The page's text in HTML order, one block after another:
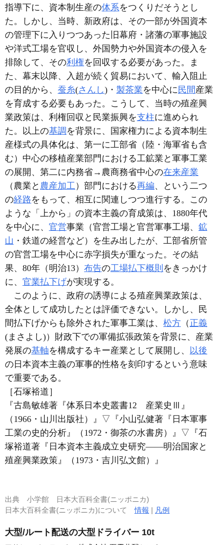
指導下に、資本制生産の体系をつくりだそうとし
た。しかし、当時、新政府は、その一部が外国資本
の管理下に入りつつあった旧幕府・諸藩の軍事施設
や洋式工場を官収し、外国勢力や外国資本の侵入を
排除して、その利権を回収する必要があった。ま
た、幕末以降、入超が続く貿易において、輸入阻止
の目的から、 蚕糸(さんし)・ 製茶業を中心に民間産業
を育成する必要もあった。こうして、当時の殖産興
業政策は、利権回収と民業振興を支柱に進められ
た。以上の基調 を背景に、国家権力による資本制生
産様式の具体化は、第一に工部省（陸・海軍省も含
む）中心の移植産業部門における工鉱業と軍事工業
の展開、第二に内務省→農商務省中心の在来産業
（農業と 農産加工 ）部門における再編、という二つ
の経路をもって、相互に関連しつつ進行する。この
ような「上から」の資本主義の育成策は、1880年代
を中心に、 官営事業（官営工場と官営軍事工場、 鉱
山 ・鉄道の経営など）を生み出したが、工部省所管
の官営工場を中心に赤字損失が重なった。その結
果、80年（明治13） 布告の工場払下概則 をきっかけ
に、 官業払下げが実現する。
このように、政府の誘導による殖産興業政策は、
全体として成功したとは評価できない。しかし、民
間払下げからも除外された軍事工業は、 松方 （ 正義
(まさよし)）財政下での軍備拡張政策を背景に、産業
発展の基軸を構成するキー産業として展開し、
以後
の日本資本主義の軍事的性格を刻印するという意味
で重要である。
［石塚裕道］
『古島敏雄著『体系日本史叢書12 産業史Ⅲ』
（1966・山川出版社）』 ▽ 『小山弘健著『日本軍事
工業の史的分析』（1972・御茶の水書房）』 ▽ 『石
塚裕道著『日本資本主義成立史研究――明治国家と
殖産興業政策』（1973・吉川弘文館）』
出典 小学館 日本大百科全書(ニッポニカ)
日本大百科全書(ニッポニカ)について情報 | 凡例
大型/ルート配送の大型ドライバー 10t